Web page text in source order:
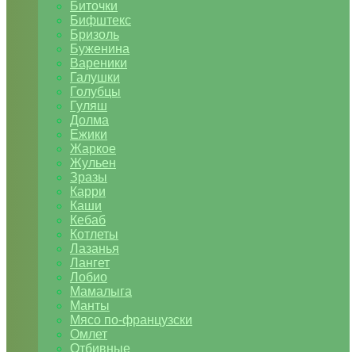
Биточки
Бифштекс
Бризоль
Буженина
Вареники
Галушки
Голубцы
Гуляш
Долма
Ежики
Жаркое
Жульен
Зразы
Карри
Каши
Кебаб
Котлеты
Лазанья
Лангет
Лобио
Мамалыга
Манты
Мясо по-французски
Омлет
Отбивные